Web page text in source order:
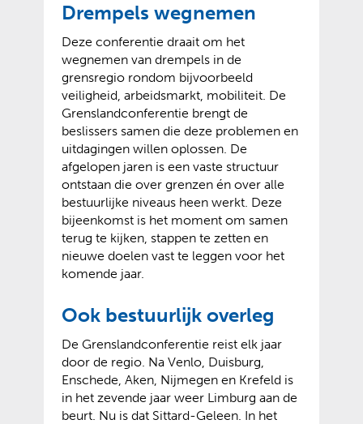
Drempels wegnemen
Deze conferentie draait om het
wegnemen van drempels in de
grensregio rondom bijvoorbeeld
veiligheid, arbeidsmarkt, mobiliteit. De
Grenslandconferentie brengt de
beslissers samen die deze problemen en
uitdagingen willen oplossen. De
afgelopen jaren is een vaste structuur
ontstaan die over grenzen én over alle
bestuurlijke niveaus heen werkt. Deze
bijeenkomst is het moment om samen
terug te kijken, stappen te zetten en
nieuwe doelen vast te leggen voor het
komende jaar.
Ook bestuurlijk overleg
De Grenslandconferentie reist elk jaar
door de regio. Na Venlo, Duisburg,
Enschede, Aken, Nijmegen en Krefeld is
in het zevende jaar weer Limburg aan de
beurt. Nu is dat Sittard-Geleen. In het